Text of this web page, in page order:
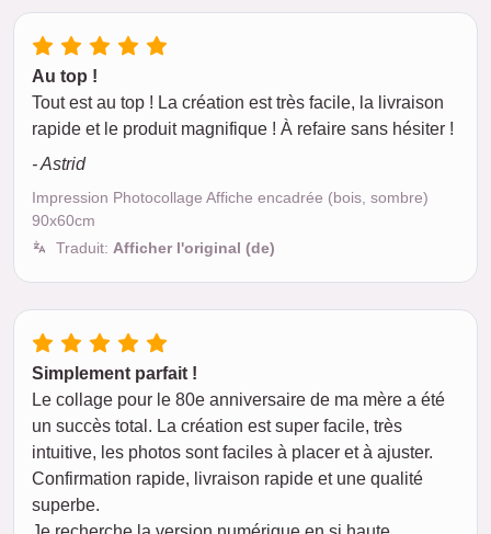
Au top !
Tout est au top ! La création est très facile, la livraison
rapide et le produit magnifique ! À refaire sans hésiter !
- Astrid
Impression Photocollage Affiche encadrée (bois, sombre)
90x60cm
Traduit: Afficher l'original (de)
Simplement parfait !
Le collage pour le 80e anniversaire de ma mère a été
un succès total. La création est super facile, très
intuitive, les photos sont faciles à placer et à ajuster.
Confirmation rapide, livraison rapide et une qualité
superbe.